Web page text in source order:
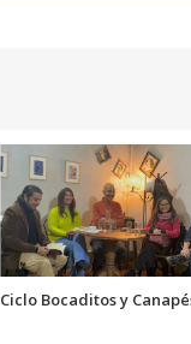
Ciclo Bocaditos y